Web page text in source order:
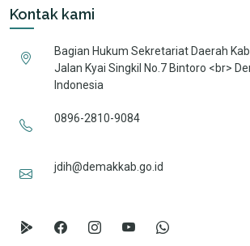
Kontak kami
Bagian Hukum Sekretariat Daerah
Jalan Kyai Singkil No.7 Bintoro <br>
Indonesia
0896-2810-9084
jdih@demakkab.go.id